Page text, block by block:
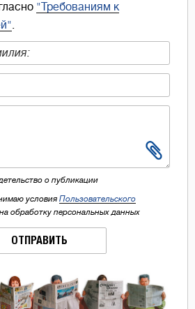
"Требованиям к
.
о публикации
условия Пользовательского
обработку персональных данных
ОТПРАВИТЬ